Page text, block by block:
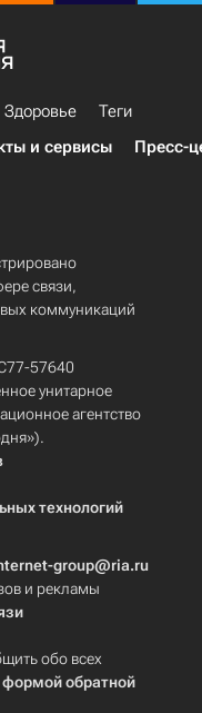
Здоровье
Теги
и сервисы Пресс-
связи,
коммуникаций
57640
унитарное
агентство
технологий
group@ria.ru
и рекламы
обо всех
формой обратной